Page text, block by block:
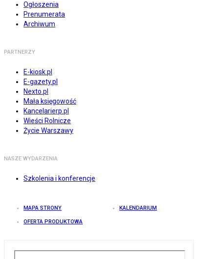
Ogłoszenia
Prenumerata
Archiwum
PARTNERZY
E-kiosk.pl
E-gazety.pl
Nexto.pl
Mała księgowość
Kancelarierp.pl
Wieści Rolnicze
Życie Warszawy
NASZE WYDARZENIA
Szkolenia i konferencje
MAPA STRONY KALENDARIUM
OFERTA PRODUKTOWA